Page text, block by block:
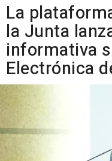
La
la Junta
informativa
Electrónica